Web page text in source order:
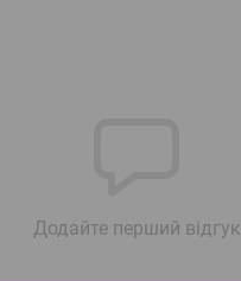
Додайте перший відгук